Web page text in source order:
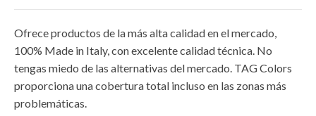
Ofrece productos de la más alta calidad en el mercado,
100% Made in Italy, con excelente calidad técnica. No
tengas miedo de las alternativas del mercado. TAG Colors
proporciona una cobertura total incluso en las zonas más
problemáticas.